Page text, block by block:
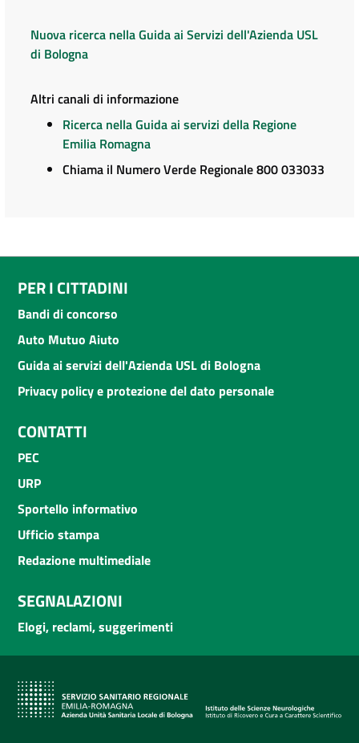
Nuova ricerca nella Guida ai Servizi dell'Azienda USL
di Bologna
Altri canali di informazione
Ricerca nella Guida ai servizi della Regione
Emilia Romagna
Chiama il Numero Verde Regionale 800 033033
PER I CITTADINI
Bandi di concorso
Auto Mutuo Aiuto
Guida ai servizi dell'Azienda USL di Bologna
Privacy policy e protezione del dato personale
CONTATTI
PEC
URP
Sportello informativo
Ufficio stampa
Redazione multimediale
SEGNALAZIONI
Elogi, reclami, suggerimenti